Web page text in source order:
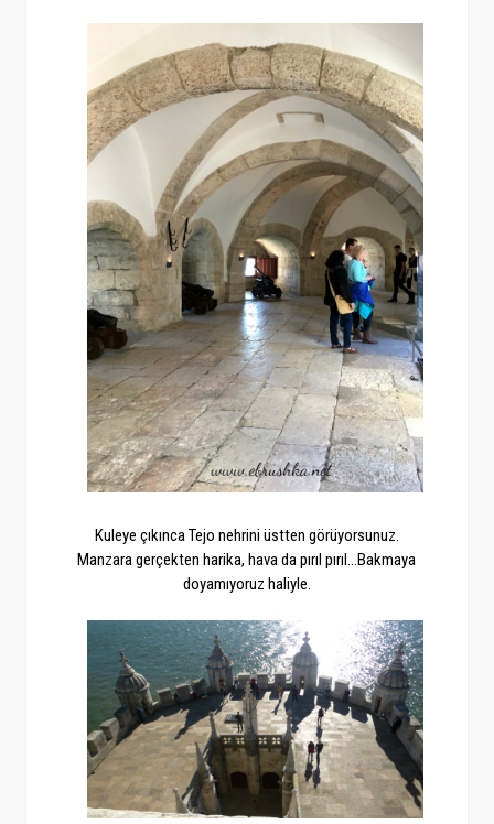
Kuleye çıkınca Tejo nehrini üstten görüyorsunuz.
Manzara gerçekten harika, hava da pırıl pırıl...Bakmaya
doyamıyoruz haliyle.